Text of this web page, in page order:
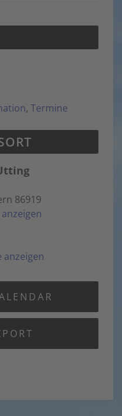
, Termine
86919